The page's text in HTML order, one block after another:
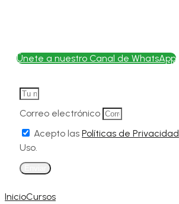
Únete a nuestro Canal de WhatsApp
Correo electrónico
Acepto las Políticas de Privacidad
Uso.
InicioCursos